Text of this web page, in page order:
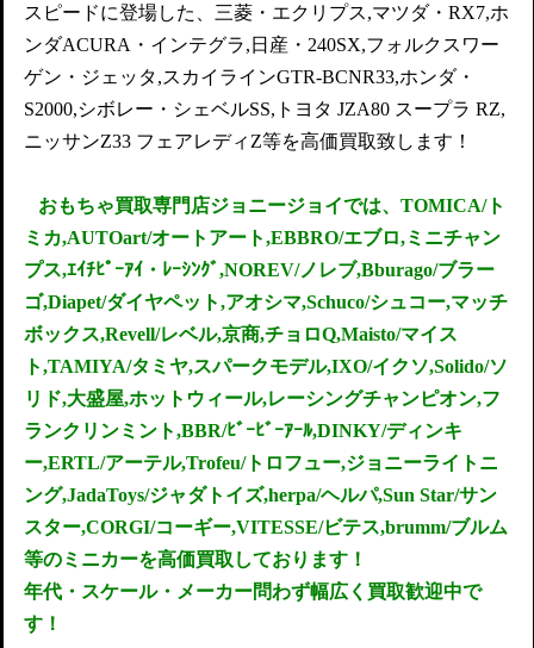
スピードに登場した、三菱・エクリプス,マツダ・RX7,ホ
ンダACURA・インテグラ,日産・240SX,フォルクスワー
ゲン・ジェッタ,スカイラインGTR-BCNR33,ホンダ・
S2000,シボレー・シェベルSS,トヨタ JZA80 スープラ RZ,
ニッサンZ33 フェアレディZ等を高価買取致します！
おもちゃ買取専門店ジョニージョイでは、TOMICA/ト
ミカ,AUTOart/オートアート,EBBRO/エブロ,ミニチャン
プス,ｴｲﾁﾋﾟｰｱｲ・ﾚｰｼﾝｸﾞ,NOREV/ノレブ,Bburago/ブラー
ゴ,Diapet/ダイヤペット,アオシマ,Schuco/シュコー,マッチ
ボックス,Revell/レベル,京商,チョロQ,Maisto/マイス
ト,TAMIYA/タミヤ,スパークモデル,IXO/イクソ,Solido/ソ
リド,大盛屋,ホットウィール,レーシングチャンピオン,フ
ランクリンミント,BBR/ﾋﾞｰﾋﾞｰｱｰﾙ,DINKY/ディンキ
ー,ERTL/アーテル,Trofeu/トロフュー,ジョニーライトニ
ング,JadaToys/ジャダトイズ,herpa/ヘルパ,Sun Star/サン
スター,CORGI/コーギー,VITESSE/ビテス,brumm/ブルム
等のミニカーを高価買取しております！
年代・スケール・メーカー問わず幅広く買取歓迎中で
す！